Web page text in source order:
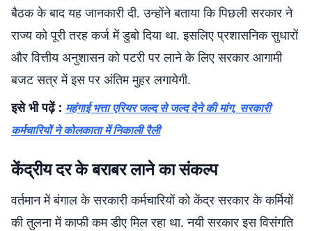
बैठक के बाद यह जानकारी दी. उन्होंने बताया कि पिछली सरकार ने
राज्य को पूरी तरह कर्ज में डुबो दिया था. इसलिए प्रशासनिक सुधारों
और वित्तीय अनुशासन को पटरी पर लाने के लिए सरकार आगामी
बजट सत्र में इस पर अंतिम मुहर लगायेगी.
इसे भी पढ़ें : महंगाई भत्ता एरियर जल्द से जल्द देने की मांग, सरकारी
कर्मचारियों ने कोलकाता में निकाली रैली
केंद्रीय दर के बराबर लाने का संकल्प
वर्तमान में बंगाल के सरकारी कर्मचारियों को केंद्र सरकार के कर्मियों
की तुलना में काफी कम डीए मिल रहा था. नयी सरकार इस विसंगति